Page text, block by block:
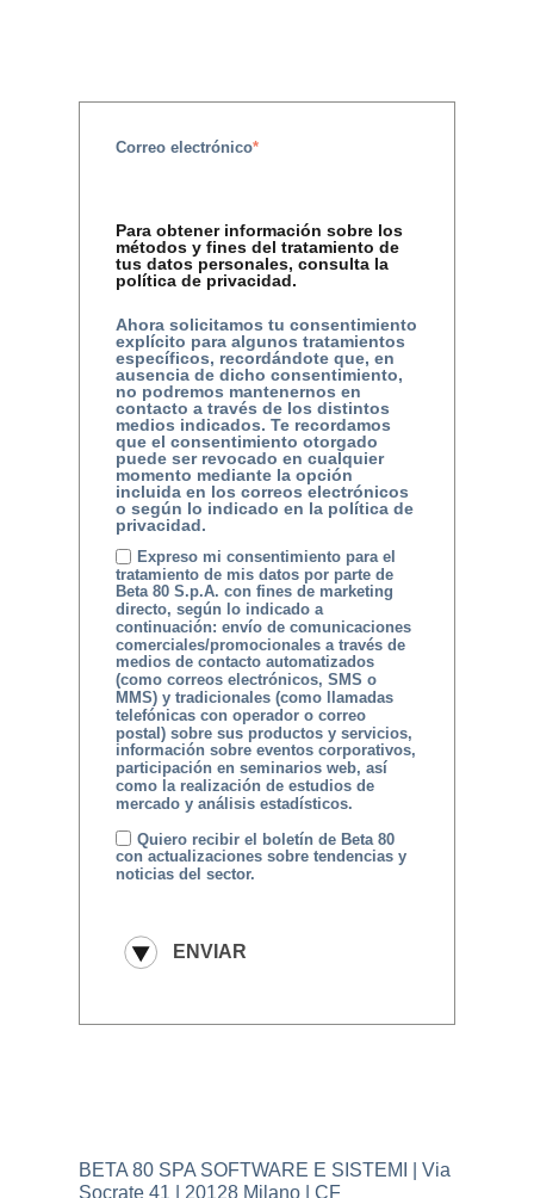
Correo electrónico*
Para obtener información sobre los
métodos y fines del tratamiento de
tus datos personales, consulta la
política de privacidad.
Ahora solicitamos tu consentimiento
explícito para algunos tratamientos
específicos, recordándote que, en
ausencia de dicho consentimiento,
no podremos mantenernos en
contacto a través de los distintos
medios indicados. Te recordamos
que el consentimiento otorgado
puede ser revocado en cualquier
momento mediante la opción
incluida en los correos electrónicos
o según lo indicado en la política de
privacidad.
Expreso mi consentimiento para el
tratamiento de mis datos por parte de
Beta 80 S.p.A. con fines de marketing
directo, según lo indicado a
continuación: envío de comunicaciones
comerciales/promocionales a través de
medios de contacto automatizados
(como correos electrónicos, SMS o
MMS) y tradicionales (como llamadas
telefónicas con operador o correo
postal) sobre sus productos y servicios,
información sobre eventos corporativos,
participación en seminarios web, así
como la realización de estudios de
mercado y análisis estadísticos.
Quiero recibir el boletín de Beta 80
con actualizaciones sobre tendencias y
noticias del sector.
BETA 80 SPA SOFTWARE E SISTEMI | Via
Socrate 41 | 20128 Milano | CF